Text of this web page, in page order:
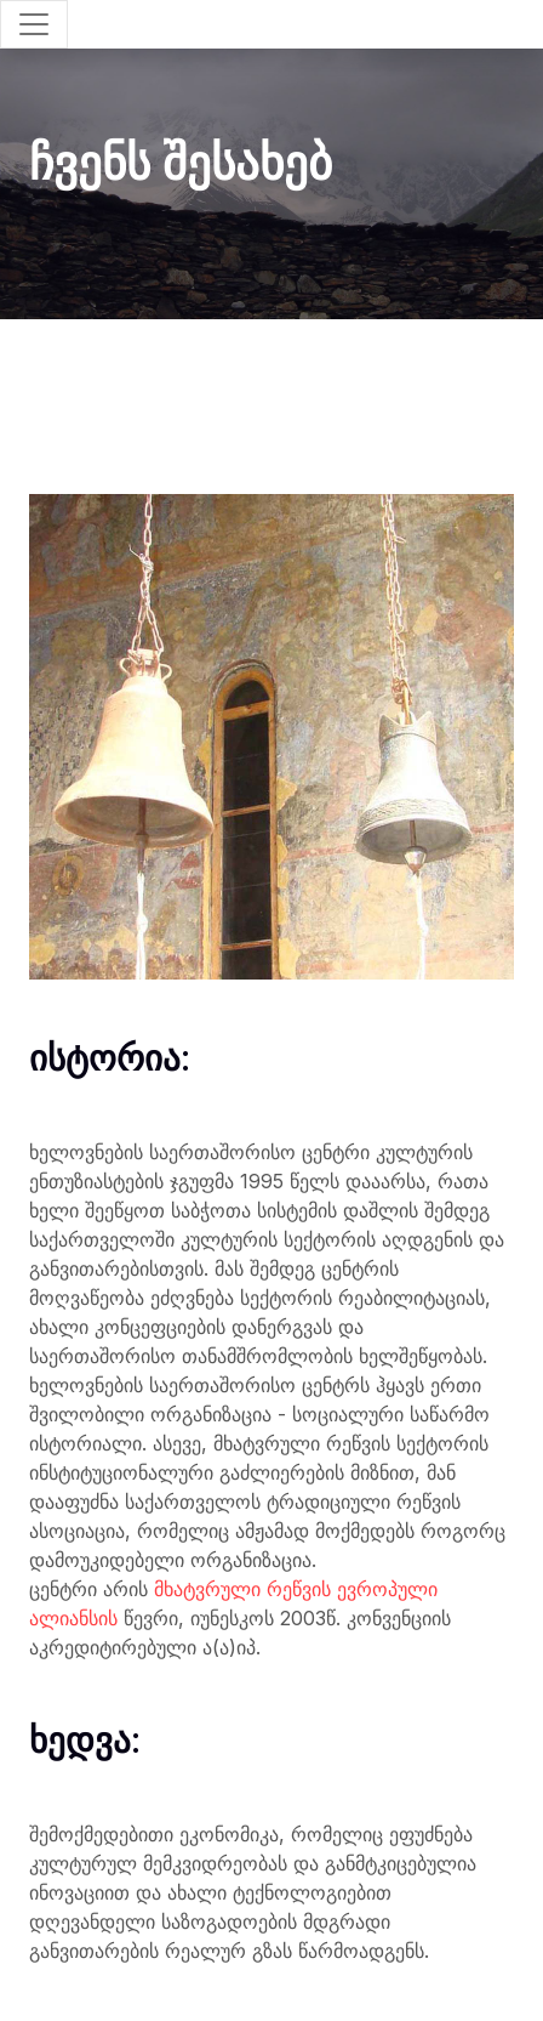
ჩვენს შესახებ
ისტორია:
ხელოვნების საერთაშორისო ცენტრი კულტურის
ენთუზიასტების ჯგუფმა 1995 წელს დააარსა, რათა
ხელი შეეწყოთ საბჭოთა სისტემის დაშლის შემდეგ
საქართველოში კულტურის სექტორის აღდგენის და
განვითარებისთვის. მას შემდეგ ცენტრის
მოღვაწეობა ეძღვნება სექტორის რეაბილიტაციას,
ახალი კონცეფციების დანერგვას და
საერთაშორისო თანამშრომლობის ხელშეწყობას.
ხელოვნების საერთაშორისო ცენტრს ჰყავს ერთი
შვილობილი ორგანიზაცია - სოციალური საწარმო
ისტორიალი. ასევე, მხატვრული რეწვის სექტორის
ინსტიტუციონალური გაძლიერების მიზნით, მან
დააფუძნა საქართველოს ტრადიციული რეწვის
ასოციაცია, რომელიც ამჟამად მოქმედებს როგორც
დამოუკიდებელი ორგანიზაცია.
ცენტრი არის მხატვრული რეწვის ევროპული
ალიანსის წევრი, იუნესკოს 2003წ. კონვენციის
აკრედიტირებული ა(ა)იპ.
ხედვა:
შემოქმედებითი ეკონომიკა, რომელიც ეფუძნება
კულტურულ მემკვიდრეობას და განმტკიცებულია
ინოვაციით და ახალი ტექნოლოგიებით
დღევანდელი საზოგადოების მდგრადი
განვითარების რეალურ გზას წარმოადგენს.